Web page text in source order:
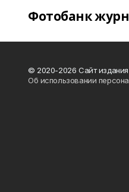
Фотобанк
© 2020-2026 Сайт издания
Об использовании